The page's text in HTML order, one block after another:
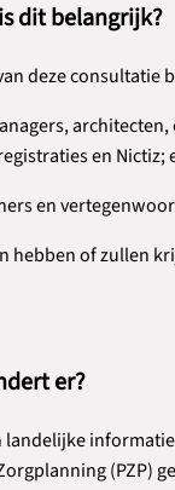
dit belangrijk?
deze consultatie
en Nictiz;
en
hebben of zullen
er?
landelijke
(PZP)